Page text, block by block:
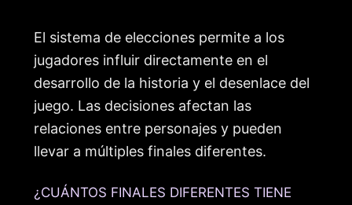
El sistema de elecciones permite a los
jugadores influir directamente en el
desarrollo de la historia y el desenlace del
juego. Las decisiones afectan las
relaciones entre personajes y pueden
llevar a múltiples finales diferentes.
¿CUÁNTOS FINALES DIFERENTES TIENE